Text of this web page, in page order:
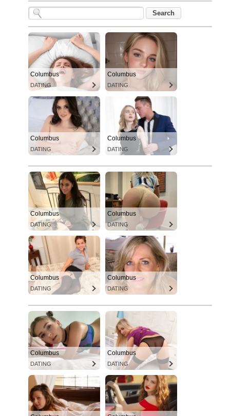
Columbus
DATING
Columbus
DATING
Columbus
DATING
Columbus
DATING
Columbus
DATING
Columbus
DATING
Columbus
DATING
Columbus
DATING
Columbus
DATING
Columbus
DATING